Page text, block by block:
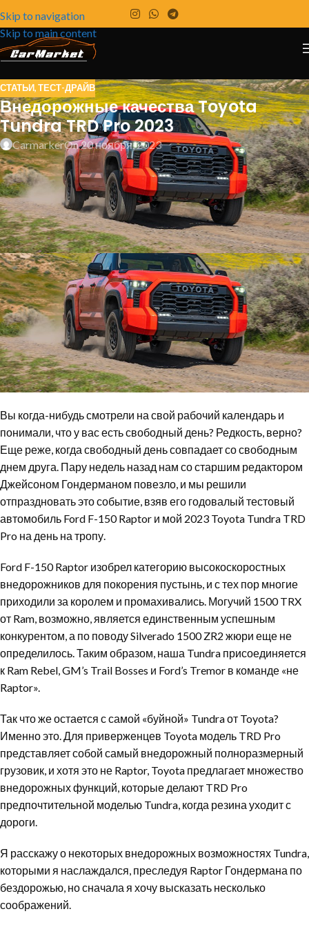
Skip to navigation
Skip to main content
СТАТЬИ,ТЕСТ-ДРАЙВ
Внедорожные качества Toyota
Tundra TRD Pro 2023
CarmarkerOn 20 ноября, 2023
Внедорожные функции, которые мы любим и
ненавидим в нашем годичном тестовом
автомобиле Tundra.
Вы когда-нибудь смотрели на свой рабочий календарь и
понимали, что у вас есть свободный день? Редкость, верно?
Еще реже, когда свободный день совпадает со свободным
днем друга. Пару недель назад нам со старшим редактором
Джейсоном Гондерманом повезло, и мы решили
отпраздновать это событие, взяв его годовалый тестовый
автомобиль Ford F-150 Raptor и мой 2023 Toyota Tundra TRD
Pro на день на тропу.
Ford F-150 Raptor изобрел категорию высокоскоростных
внедорожников для покорения пустынь, и с тех пор многие
приходили за королем и промахивались. Могучий 1500 TRX
от Ram, возможно, является единственным успешным
конкурентом, а по поводу Silverado 1500 ZR2 жюри еще не
определилось. Таким образом, наша Tundra присоединяется
к Ram Rebel, GM’s Trail Bosses и Ford’s Tremor в команде «не
Raptor».
Так что же остается с самой «буйной» Tundra от Toyota?
Именно это. Для приверженцев Toyota модель TRD Pro
представляет собой самый внедорожный полноразмерный
грузовик, и хотя это не Raptor, Toyota предлагает множество
внедорожных функций, которые делают TRD Pro
предпочтительной моделью Tundra, когда резина уходит с
дороги.
Я расскажу о некоторых внедорожных возможностях Tundra,
которыми я наслаждался, преследуя Raptor Гондермана по
бездорожью, но сначала я хочу высказать несколько
соображений.